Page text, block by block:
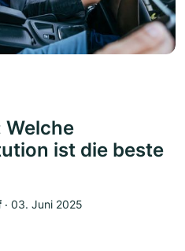
Welche
ist die beste
‧ 03. Juni 2025